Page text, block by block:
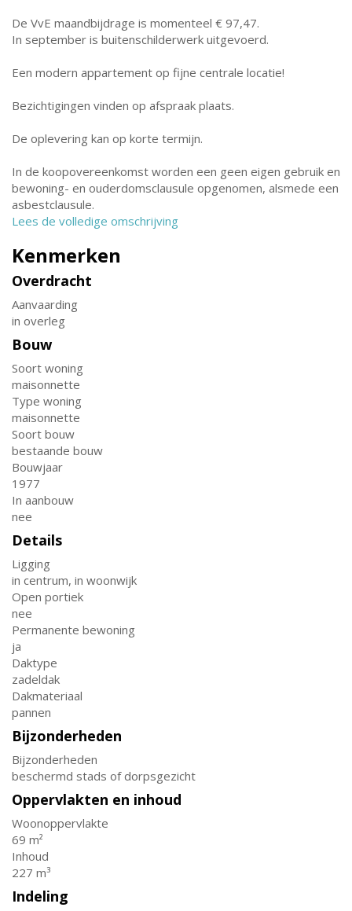
De VvE maandbijdrage is momenteel € 97,47.
In september is buitenschilderwerk uitgevoerd.
Een modern appartement op fijne centrale locatie!
Bezichtigingen vinden op afspraak plaats.
De oplevering kan op korte termijn.
In de koopovereenkomst worden een geen eigen gebruik en
bewoning- en ouderdomsclausule opgenomen, alsmede een
asbestclausule.
Lees de volledige omschrijving
Kenmerken
Overdracht
Aanvaarding
in overleg
Bouw
Soort woning
maisonnette
Type woning
maisonnette
Soort bouw
bestaande bouw
Bouwjaar
1977
In aanbouw
nee
Details
Ligging
in centrum, in woonwijk
Open portiek
nee
Permanente bewoning
ja
Daktype
zadeldak
Dakmateriaal
pannen
Bijzonderheden
Bijzonderheden
beschermd stads of dorpsgezicht
Oppervlakten en inhoud
Woonoppervlakte
69 m²
Inhoud
227 m³
Indeling